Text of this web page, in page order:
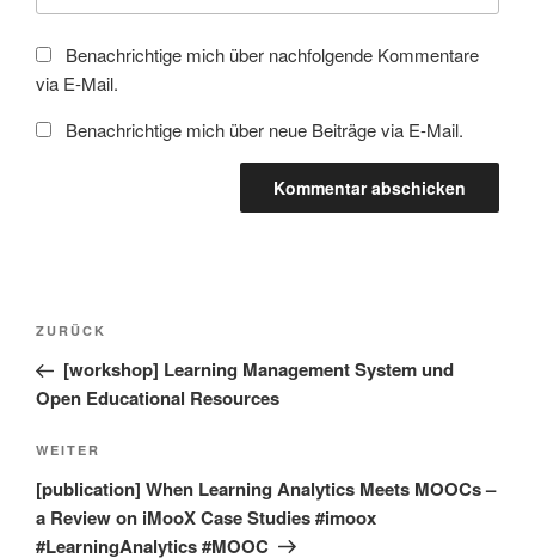
Benachrichtige mich über nachfolgende Kommentare
via E-Mail.
Benachrichtige mich über neue Beiträge via E-Mail.
Beitragsnavigation
Vorheriger
Beitrag
ZURÜCK
[workshop] Learning Management System und
Open Educational Resources
Nächster
Beitrag
WEITER
[publication] When Learning Analytics Meets MOOCs –
a Review on iMooX Case Studies #imoox
#LearningAnalytics #MOOC